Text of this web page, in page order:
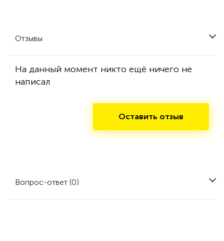
Отзывы
На данный момент никто ещё ничего не
написал
Оставить отзыв
Вопрос-ответ (0)